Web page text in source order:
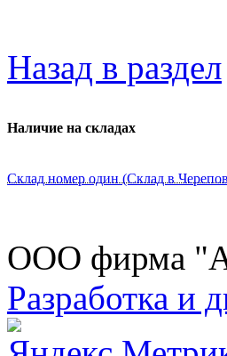
Назад в раздел
Наличие на складах
Склад номер один (Склад в
ООО фирма
Разработка и